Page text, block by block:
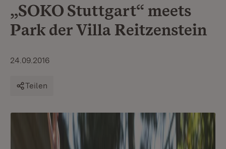
„SOKO Stuttgart“ meets
Park der Villa Reitzenstein
24.09.2016
Teilen